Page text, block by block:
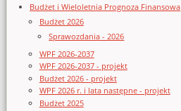
Budżet i Wieloletnia Prognoza Finansowa
Budżet 2026
Sprawozdania - 2026
WPF 2026-2037
WPF 2026-2037 - projekt
Budżet 2026 - projekt
WPF 2026 r. i lata następne - projekt
Budżet 2025